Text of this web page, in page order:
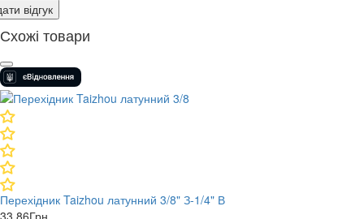
відгук
Схожі товари
Перехідник Taizhou латунний 3/8" З-1/4" В
33,86Грн